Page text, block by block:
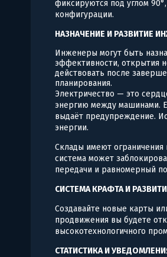
фиксируются под углом
конфигурации.
НАЗНАЧЕНИЕ И РАЗВИТИЕ
Инженеры могут быть
эффективности, открытия
действовать после
планирования.
Электричество — это
энергию между машинами.
выдаёт предупреждение.
энергии.
Склады имеют
система может
передачи и равномерный
СИСТЕМА КРАФТА И
Создавайте новые карты
продвижения вы будете
высокотехнологичного
СТАТИСТИКА И